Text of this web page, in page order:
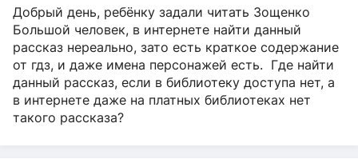
Добрый день, ребёнку задали читать Зощенко
Большой человек, в интернете найти данный
рассказ нереально, зато есть краткое содержание
от гдз, и даже имена персонажей есть. Где найти
данный рассказ, если в библиотеку доступа нет, а
в интернете даже на платных библиотеках нет
такого рассказа?